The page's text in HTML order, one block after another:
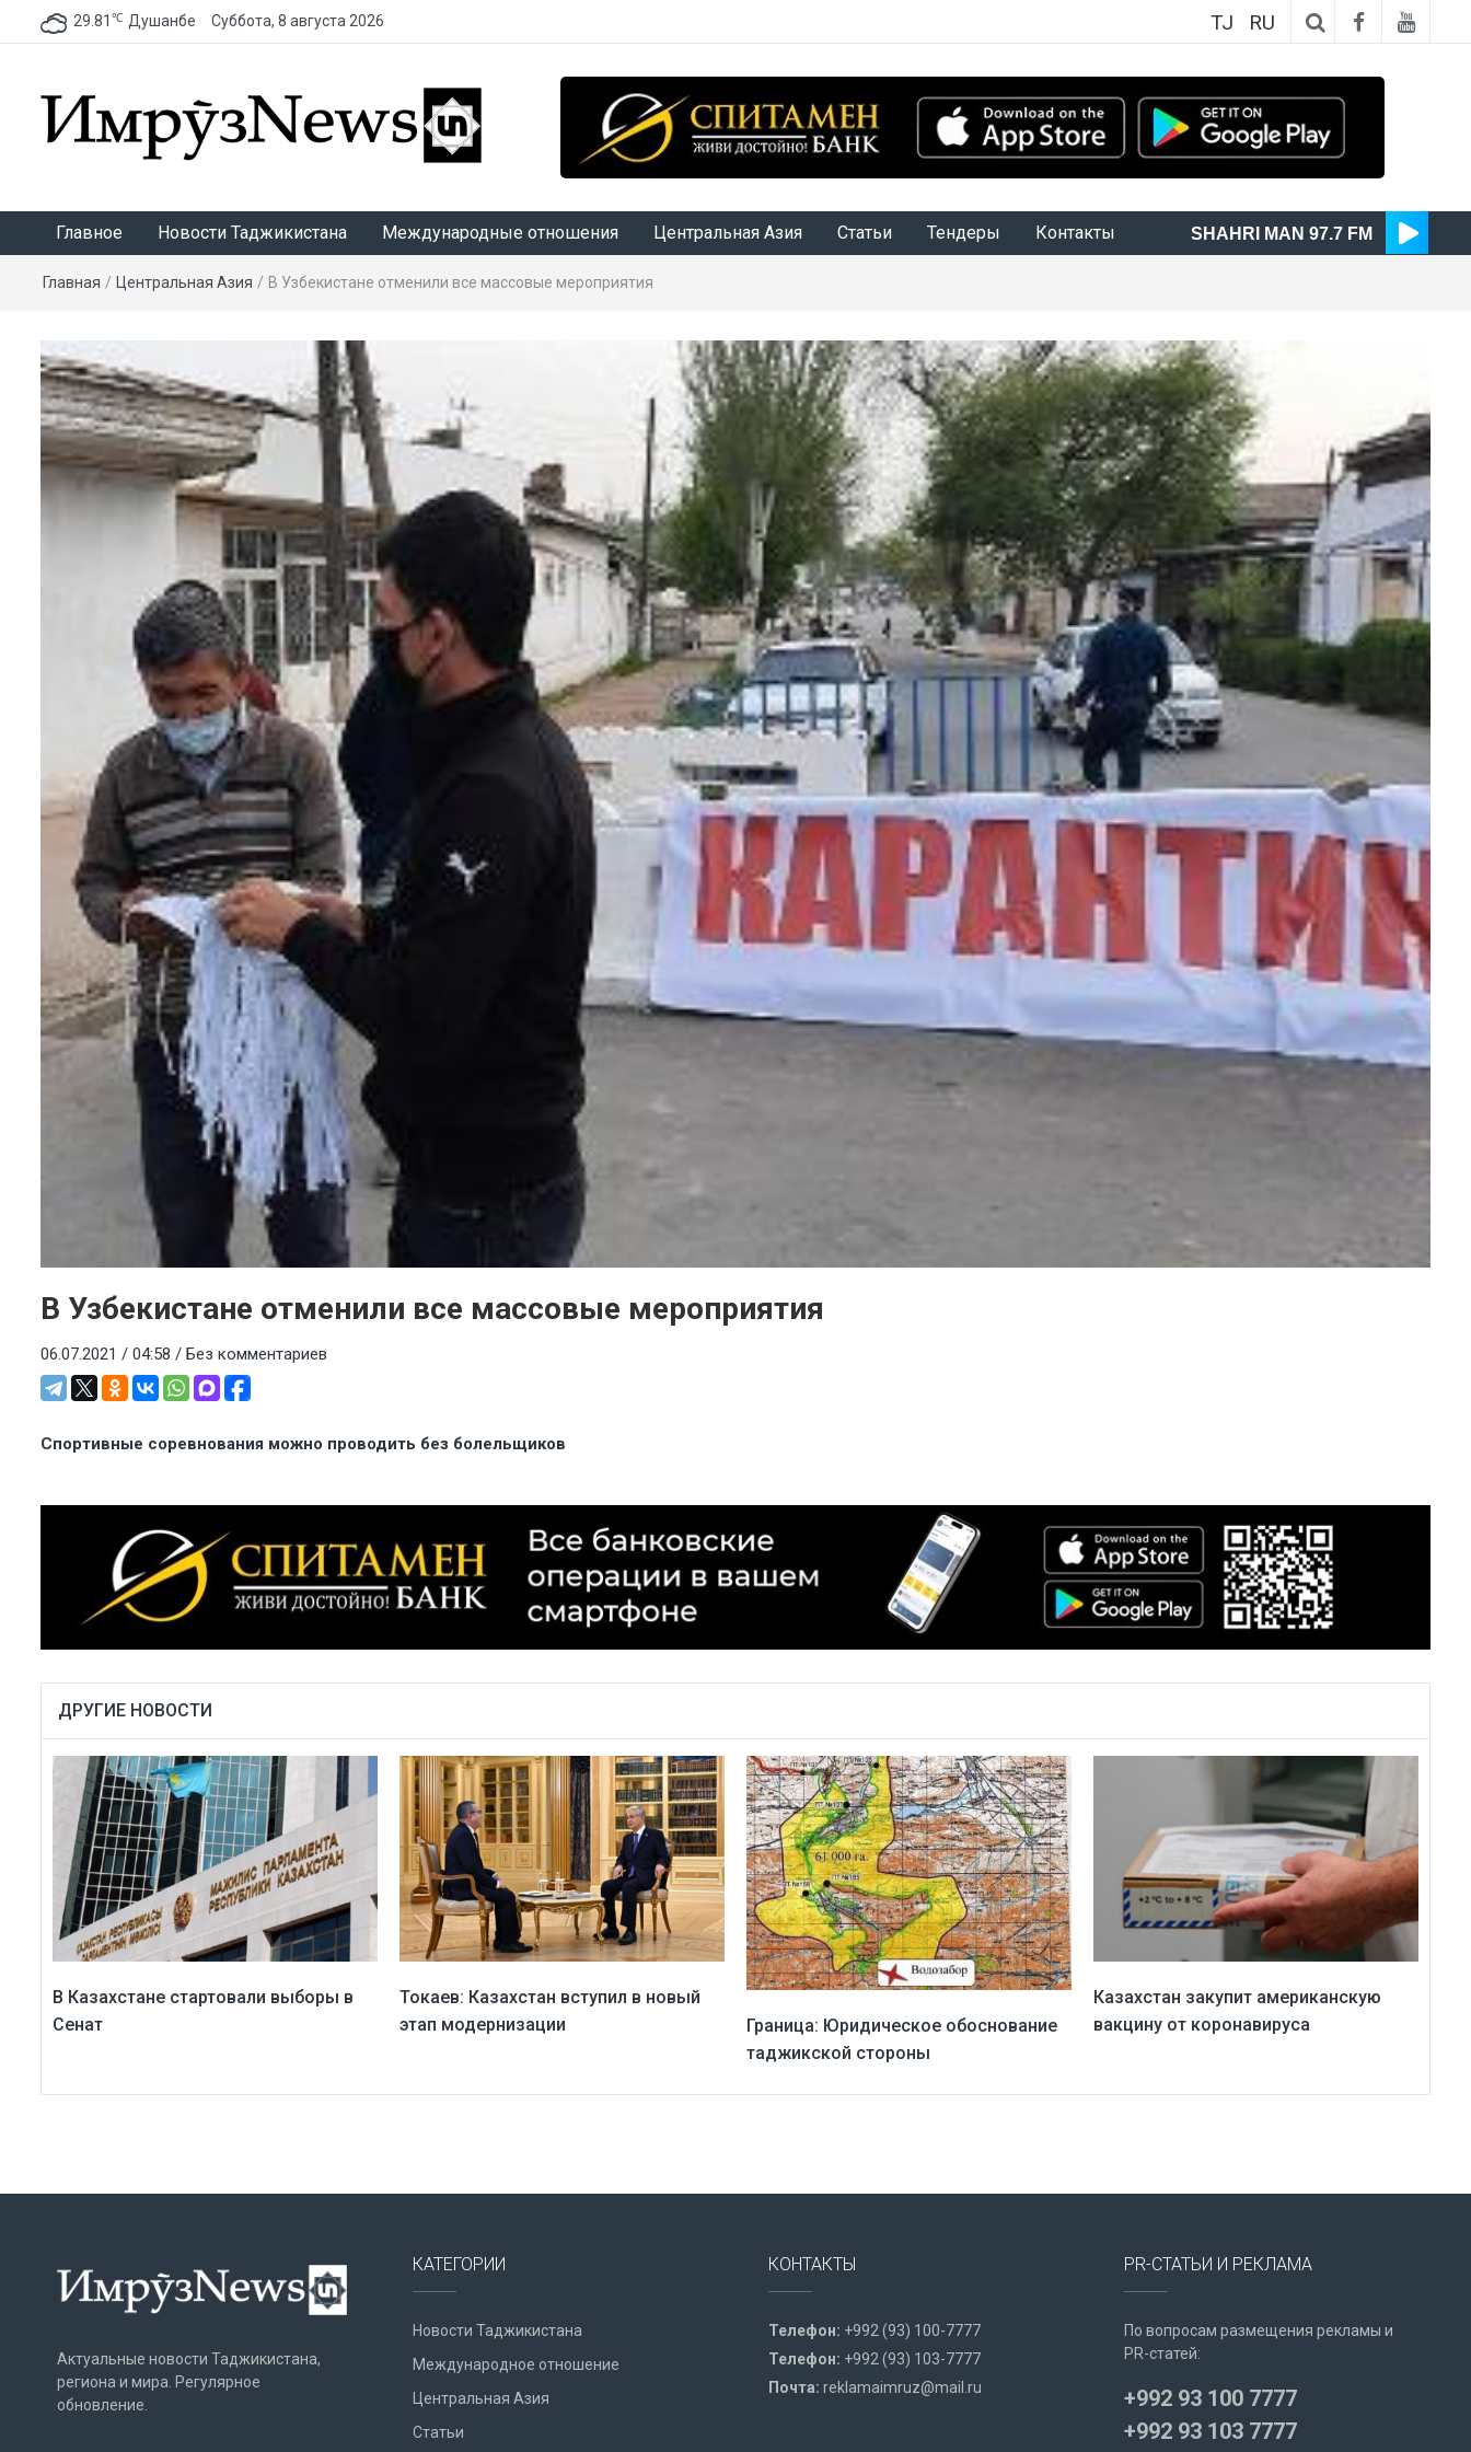
29.81 ℃ Душанбе Суббота, 8 августа 2026 TJ RU
Главное Новости Таджикистана Международные отношения Центральная Азия Статьи Тендеры Контакты SHAHRI MAN 97.7 FM
Главная / Центральная Азия / В Узбекистане отменили все массовые мероприятия
В Узбекистане отменили все массовые мероприятия
06.07.2021 / 04:58 / Без комментариев
Спортивные соревнования можно проводить без болельщиков
ДРУГИЕ НОВОСТИ
В Казахстане стартовали выборы в
Сенат
Токаев: Казахстан вступил в новый
этап модернизации
Граница: Юридическое обоснование
таджикской стороны
Казахстан закупит американскую
вакцину от коронавируса
Актуальные новости Таджикистана,
региона и мира. Регулярное
обновление.
КАТЕГОРИИ
Новости Таджикистана
Международное отношение
Центральная Азия
Статьи
КОНТАКТЫ
Телефон: +992 (93) 100-7777
Телефон: +992 (93) 103-7777
Почта: reklamaimruz@mail.ru
PR-СТАТЬИ И РЕКЛАМА
По вопросам размещения рекламы и
PR-статей:
+992 93 100 7777
+992 93 103 7777